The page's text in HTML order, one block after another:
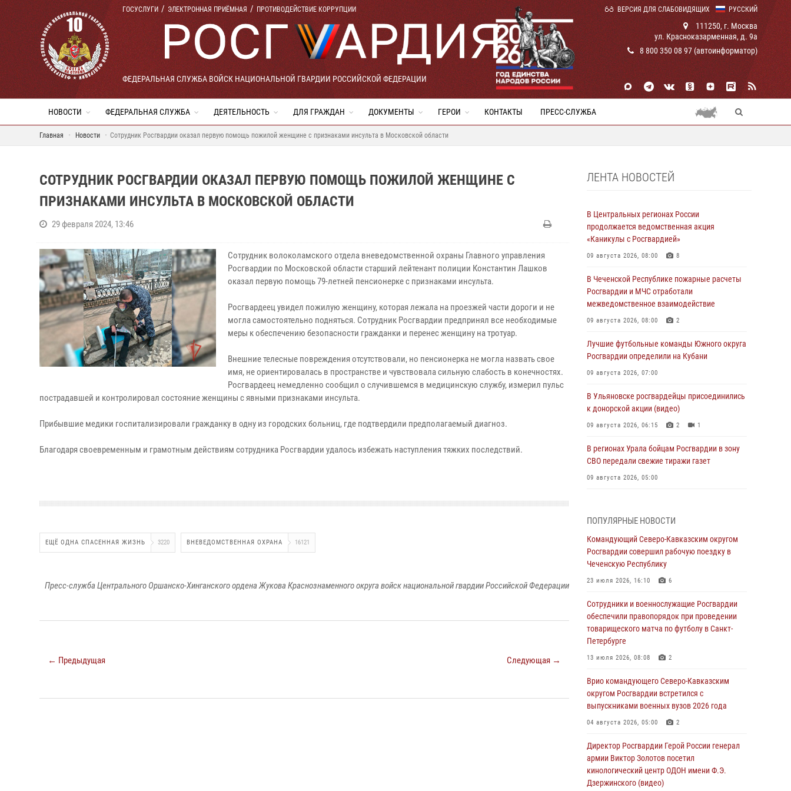
РУССКИЙ
ГОСУСЛУГИ ЭЛЕКТРОННАЯ ПРИЁМНАЯ ПРОТИВОДЕЙСТВИЕ КОРРУПЦИИ ВЕРСИЯ ДЛЯ СЛАБОВИДЯЩИХ
ФЕДЕРАЛЬНАЯ СЛУЖБА ВОЙСК НАЦИОНАЛЬНОЙ ГВАРДИИ РОССИЙСКОЙ ФЕДЕРАЦИИ
111250, г. Москва
ул. Красноказарменная, д. 9а
8 800 350 08 97 (автоинформатор)
НОВОСТИ ФЕДЕРАЛЬНАЯ СЛУЖБА ДЕЯТЕЛЬНОСТЬ ДЛЯ ГРАЖДАН ДОКУМЕНТЫ ГЕРОИ КОНТАКТЫ ПРЕСС-СЛУЖБА
Главная Новости Сотрудник Росгвардии оказал первую помощь пожилой женщине с признаками инсульта в Московской области
СОТРУДНИК РОСГВАРДИИ ОКАЗАЛ ПЕРВУЮ ПОМОЩЬ ПОЖИЛОЙ ЖЕНЩИНЕ С
ПРИЗНАКАМИ ИНСУЛЬТА В МОСКОВСКОЙ ОБЛАСТИ
29 февраля 2024, 13:46
Сотрудник волоколамского отдела вневедомственной охраны Главного управления
Росгвардии по Московской области старший лейтенант полиции Константин Лашков
оказал первую помощь 79-летней пенсионерке с признаками инсульта.
Росгвардеец увидел пожилую женщину, которая лежала на проезжей части дороги и не
могла самостоятельно подняться. Сотрудник Росгвардии предпринял все необходимые
меры к обеспечению безопасности гражданки и перенес женщину на тротуар.
Внешние телесные повреждения отсутствовали, но пенсионерка не могла назвать свое
имя, не ориентировалась в пространстве и чувствовала сильную слабость в конечностях.
Росгвардеец немедленно сообщил о случившемся в медицинскую службу, измерил пульс
пострадавшей и контролировал состояние женщины с явными признаками инсульта.
Прибывшие медики госпитализировали гражданку в одну из городских больниц, где подтвердили предполагаемый диагноз.
Благодаря своевременным и грамотным действиям сотрудника Росгвардии удалось избежать наступления тяжких последствий.
ЕЩЁ ОДНА СПАСЕННАЯ ЖИЗНЬ 3220 ВНЕВЕДОМСТВЕННАЯ ОХРАНА 16121
Пресс-служба Центрального Оршанско-Хинганского ордена Жукова Краснознаменного округа войск национальной гвардии Российской Федерации
← Предыдущая Следующая →
ЛЕНТА НОВОСТЕЙ
В Центральных регионах России
продолжается ведомственная акция
«Каникулы с Росгвардией»
09 августа 2026, 08:00 8
В Чеченской Республике пожарные расчеты
Росгвардии и МЧС отработали
межведомственное взаимодействие
09 августа 2026, 08:00 2
Лучшие футбольные команды Южного округа
Росгвардии определили на Кубани
09 августа 2026, 07:00
В Ульяновске росгвардейцы присоединились
к донорской акции (видео)
09 августа 2026, 06:15 2 1
В регионах Урала бойцам Росгвардии в зону
СВО передали свежие тиражи газет
09 августа 2026, 05:00
Центра детского, юношеского туризма и
краеведения Луганской Народной
Республики
09 августа 2026, 05:00
«Каникулы с Росгвардией проходит в Сибири
09 августа 2026, 04:00 5
Росгвардейцы провели патриотическое
занятие для детей на Поклонной горе в
08 августа 2026, 14:10 3 1
В ЛНР росгвардейцы провели тренировку по
единоборствам для юных воспитанников
08 августа 2026, 13:00 1
Сотрудники Росгвардии присоединились к
утренней разминке у стен музея истории
ПОПУЛЯРНЫЕ НОВОСТИ
Командующий Северо-Кавказским округом
Росгвардии совершил рабочую поездку в
Чеченскую Республику
23 июля 2026, 16:10 6
Сотрудники и военнослужащие Росгвардии
обеспечили правопорядок при проведении
товарищеского матча по футболу в Санкт-
Петербурге
13 июля 2026, 08:08 2
Врио командующего Северо-Кавказским
округом Росгвардии встретился с
выпускниками военных вузов 2026 года
04 августа 2026, 05:00 2
Директор Росгвардии Герой России генерал
армии Виктор Золотов посетил
кинологический центр ОДОН имени Ф.Э.
Дзержинского (видео)